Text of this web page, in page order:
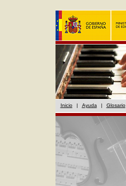
Inicio | Ayuda | Glosario